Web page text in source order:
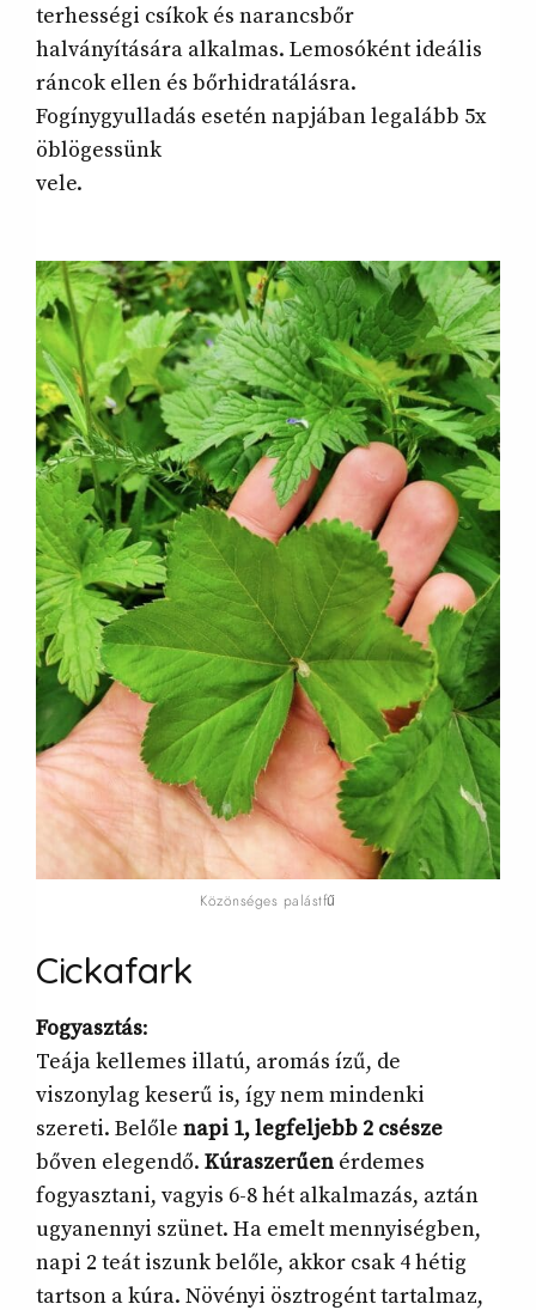
terhességi csíkok és narancsbőr
halványítására alkalmas. Lemosóként ideális
ráncok ellen és bőrhidratálásra.
Fogínygyulladás esetén napjában legalább 5x
öblögessünk
vele.
Közönséges palástfű
Cickafark
Fogyasztás:
Teája kellemes illatú, aromás ízű, de
viszonylag keserű is, így nem mindenki
szereti. Belőle napi 1, legfeljebb 2 csésze
bőven elegendő. Kúraszerűen érdemes
fogyasztani, vagyis 6-8 hét alkalmazás, aztán
ugyanennyi szünet. Ha emelt mennyiségben,
napi 2 teát iszunk belőle, akkor csak 4 hétig
tartson a kúra. Növényi ösztrogént tartalmaz,